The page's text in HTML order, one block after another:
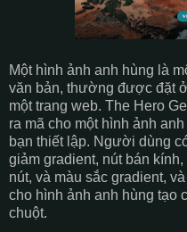
Một hình ảnh anh hùng là
văn bản, thường được đặt
một trang web. The Hero
ra mã cho một hình ảnh
bạn thiết lập. Người dùng
giảm gradient, nút bán
nút, và màu sắc gradient,
cho hình ảnh anh hùng tạo
chuột.